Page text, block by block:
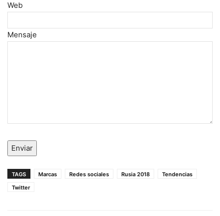
Web
Mensaje
Enviar
TAGS Marcas Redes sociales Rusia 2018
Tendencias
Twitter